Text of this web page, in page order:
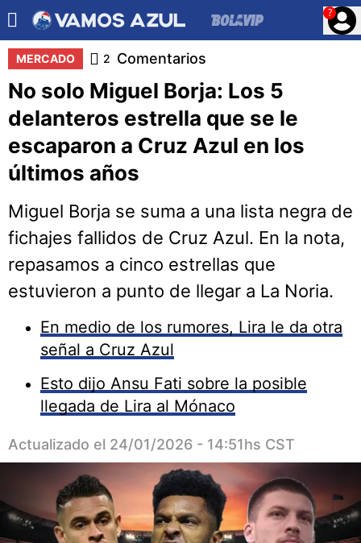
?
MERCADO 2 Comentarios
No solo Miguel Borja: Los 5
delanteros estrella que se le
escaparon a Cruz Azul en los
últimos años
Miguel Borja se suma a una lista negra de
fichajes fallidos de Cruz Azul. En la nota,
repasamos a cinco estrellas que
estuvieron a punto de llegar a La Noria.
En medio de los rumores, Lira le da otra
señal a Cruz Azul
Esto dijo Ansu Fati sobre la posible
llegada de Lira al Mónaco
Actualizado el 24/01/2026 - 14:51hs CST